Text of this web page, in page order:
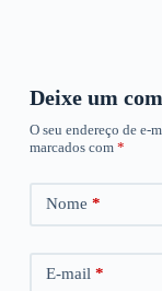
Deixe um
O seu endereço de e-
marcados com *
Nome *
E-mail *